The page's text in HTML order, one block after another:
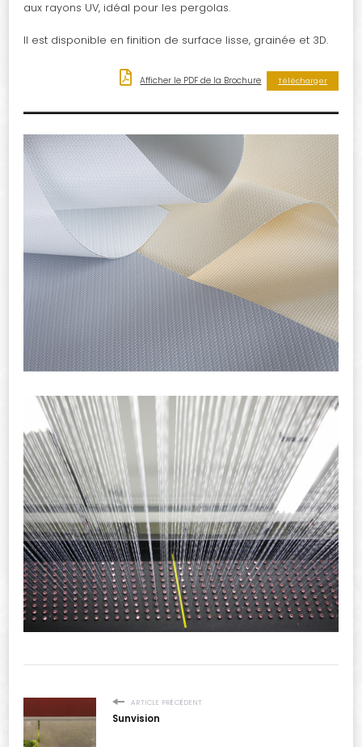
aux rayons UV, idéal pour les pergolas.
Il est disponible en finition de surface lisse, grainée et 3D.
Afficher le PDF de la Brochure Télécharger
ARTICLE PRÉCÉDENT
Sunvision